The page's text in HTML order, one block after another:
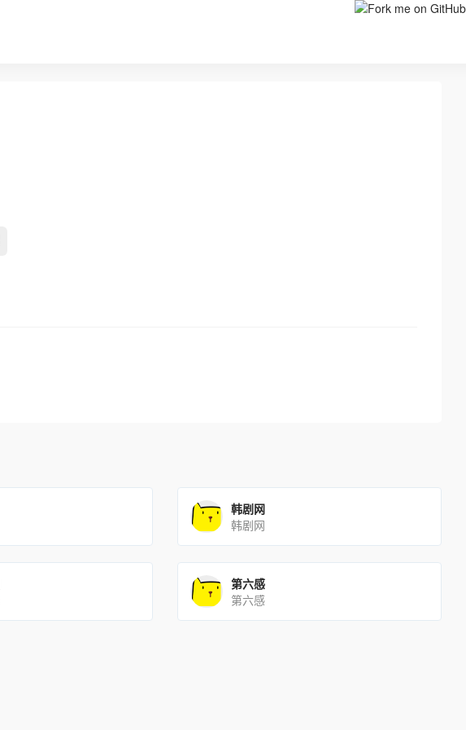
韩剧网
韩剧网
第六感
第六感